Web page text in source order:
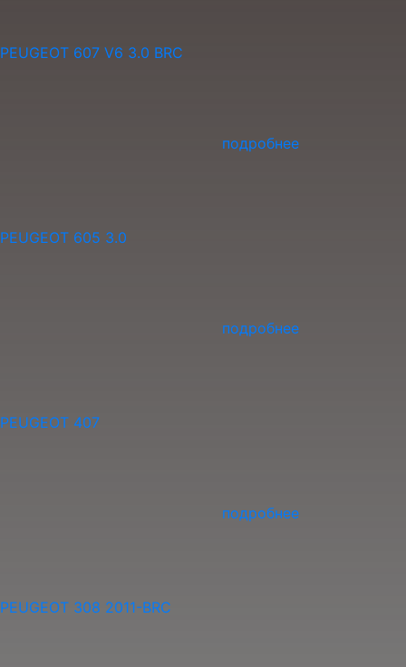
PEUGEOT 607 V6 3.0 BRC
подробнее
PEUGEOT 605 3.0
подробнее
PEUGEOT 407
подробнее
PEUGEOT 308 2011-BRC